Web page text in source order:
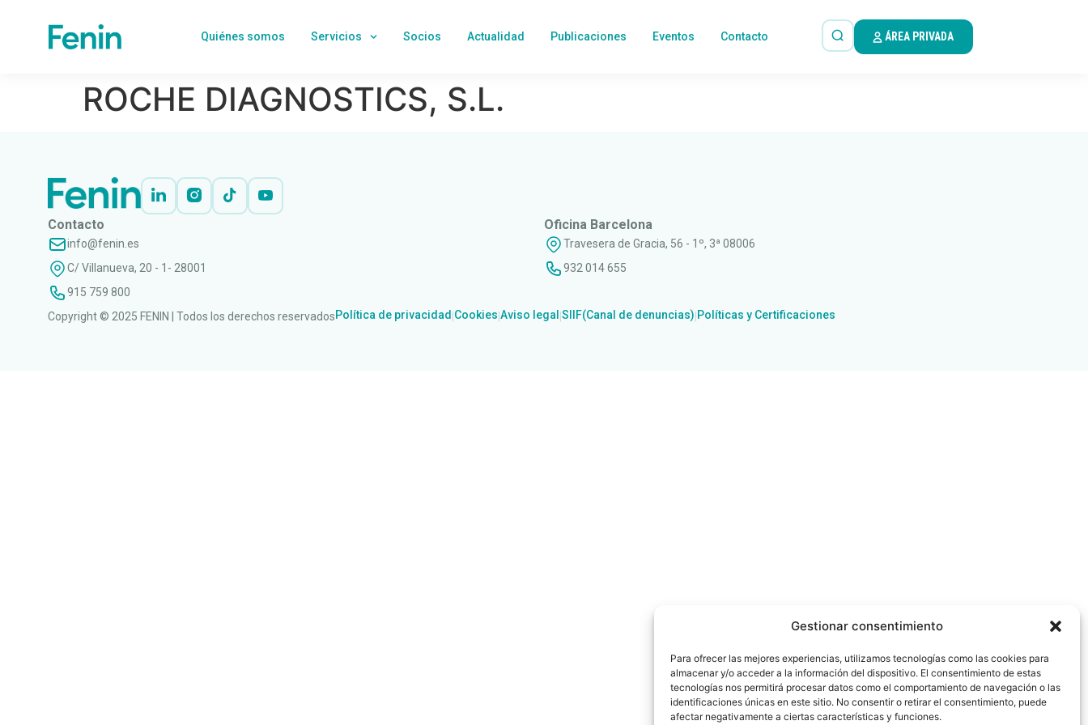
Gestionar consentimiento
Para ofrecer las mejores experiencias, utilizamos tecnologías como las cookies para
almacenar y/o acceder a la información del dispositivo. El consentimiento de estas
tecnologías nos permitirá procesar datos como el comportamiento de navegación o las
identificaciones únicas en este sitio. No consentir o retirar el consentimiento, puede
afectar negativamente a ciertas características y funciones.
Quiénes somos Servicios Socios Actualidad Publicaciones Eventos Contacto ÁREA PRIVADA
ROCHE DIAGNOSTICS, S.L.
Contacto
info@fenin.es
C/ Villanueva, 20 - 1- 28001
915 759 800
Oficina Barcelona
Travesera de Gracia, 56 - 1º, 3ª 08006
932 014 655
Copyright © 2025 FENIN | Todos los derechos reservadosPolítica de privacidad Cookies |Aviso legal |SIIF(Canal de denuncias) Políticas y Certificaciones